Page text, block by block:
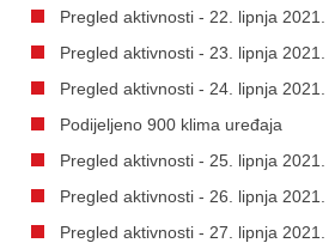
Pregled aktivnosti - 22. lipnja 2021.
Pregled aktivnosti - 23. lipnja 2021.
Pregled aktivnosti - 24. lipnja 2021.
Podijeljeno 900 klima uređaja
Pregled aktivnosti - 25. lipnja 2021.
Pregled aktivnosti - 26. lipnja 2021.
Pregled aktivnosti - 27. lipnja 2021.